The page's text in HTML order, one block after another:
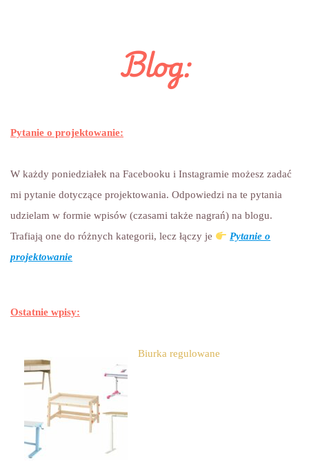
Blog:
Pytanie o projektowanie:
W każdy poniedziałek na Facebooku i Instagramie możesz zadać
mi pytanie dotyczące projektowania. Odpowiedzi na te pytania
udzielam w formie wpisów (czasami także nagrań) na blogu.
Trafiają one do różnych kategorii, lecz łączy je
Pytanie o
projektowanie
Ostatnie wpisy:
Biurka regulowane